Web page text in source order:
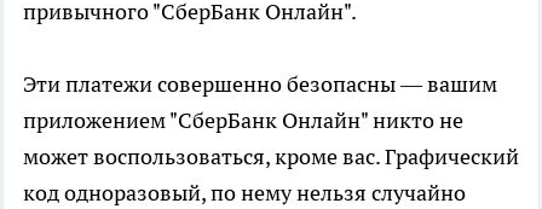
привычного "СберБанк Онлайн".
Эти платежи совершенно безопасны — вашим
приложением "СберБанк Онлайн" никто не
может воспользоваться, кроме вас. Графический
код одноразовый, по нему нельзя случайно